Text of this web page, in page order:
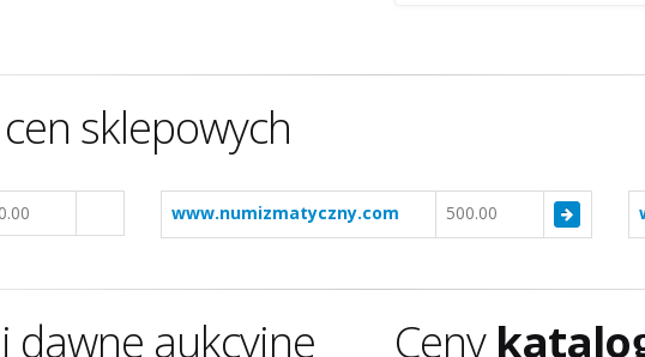
cen sklepowych
www.numizmatyczny.com 500.00
i dawne aukcyjne Ceny